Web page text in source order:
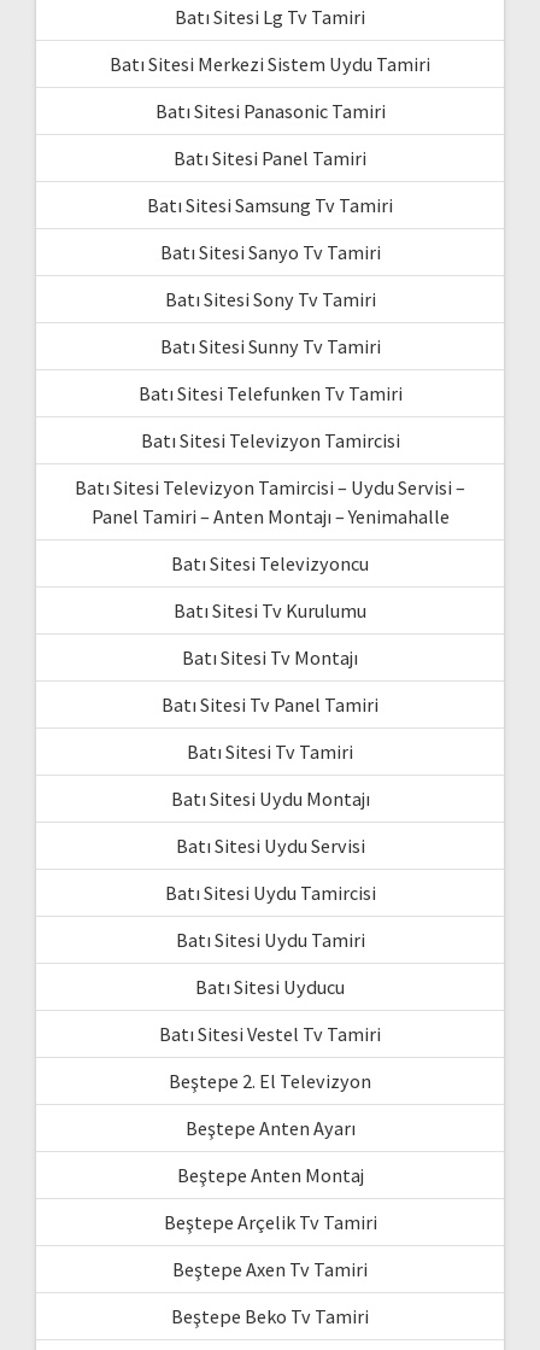
Batı Sitesi Lg Tv Tamiri
Batı Sitesi Merkezi Sistem Uydu Tamiri
Batı Sitesi Panasonic Tamiri
Batı Sitesi Panel Tamiri
Batı Sitesi Samsung Tv Tamiri
Batı Sitesi Sanyo Tv Tamiri
Batı Sitesi Sony Tv Tamiri
Batı Sitesi Sunny Tv Tamiri
Batı Sitesi Telefunken Tv Tamiri
Batı Sitesi Televizyon Tamircisi
Batı Sitesi Televizyon Tamircisi – Uydu Servisi –
Panel Tamiri – Anten Montajı – Yenimahalle
Batı Sitesi Televizyoncu
Batı Sitesi Tv Kurulumu
Batı Sitesi Tv Montajı
Batı Sitesi Tv Panel Tamiri
Batı Sitesi Tv Tamiri
Batı Sitesi Uydu Montajı
Batı Sitesi Uydu Servisi
Batı Sitesi Uydu Tamircisi
Batı Sitesi Uydu Tamiri
Batı Sitesi Uyducu
Batı Sitesi Vestel Tv Tamiri
Beştepe 2. El Televizyon
Beştepe Anten Ayarı
Beştepe Anten Montaj
Beştepe Arçelik Tv Tamiri
Beştepe Axen Tv Tamiri
Beştepe Beko Tv Tamiri